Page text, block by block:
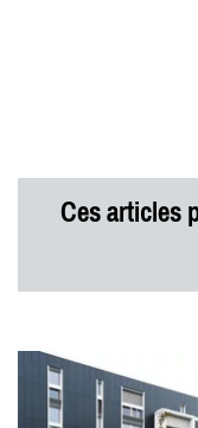
Ces articles